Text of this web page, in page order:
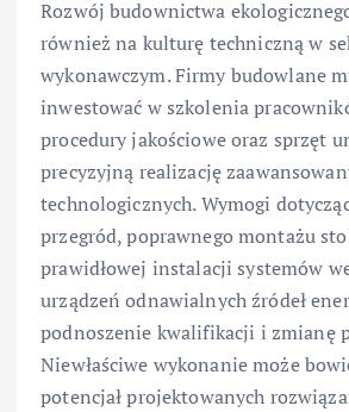
Rozwój budownictwa
również na kulturę techniczną w
wykonawczym. Firmy budowlane
inwestować w szkolenia
procedury jakościowe oraz sprzęt
precyzyjną realizację
technologicznych. Wymogi
przegród, poprawnego montażu
prawidłowej instalacji systemów
urządzeń odnawialnych źródeł
podnoszenie kwalifikacji i zmianę
Niewłaściwe wykonanie może
potencjał projektowanych